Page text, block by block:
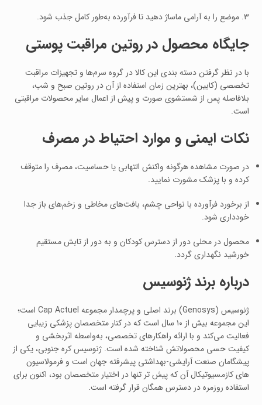
۳. موضع را به آرامی ماساژ دهید تا فرآورده به‌طور کامل جذب شود.
جایگاه محصول در روتین مراقبت پوستی
با در نظر گرفتن دسته‌ بندی این کالا در گروه سرم‌ها و تجهیزات مراقبت
تخصصی (کابین)، بهترین زمان استفاده از آن در روتین صبح و شب،
بلافاصله پس از شستشوی صورت و پیش از اعمال سایر محصولات مراقبتی
است.
نکات ایمنی و موارد احتیاط در مصرف
در صورت مشاهده هرگونه واکنش التهابی یا حساسیت، مصرف را متوقف
کرده و با پزشک مشورت نمایید.
از برخورد فرآورده با نواحی چشم، بافت‌های مخاطی و زخم‌های باز جدا
خودداری شود.
محصول در محلی دور از دسترس کودکان و به دور از تابش مستقیم
خورشید نگهداری گردد.
درباره برند ژنوسیس
ژنوسیس (Genosys) برند اصلی و پرچمدار مجموعه Cap Actuel است؛
این مجموعه بیش از ۱۰ سال است که در کنار متخصصان پزشکی زیبایی
فعالیت می‌کند و با ارائه راهکارهای تخصصی، به‌واسطه اثربخشی و
کیفیت حسی محصولاتش شناخته شده است. ژنوسیس کره جنوبی، یکی از
پیشگامان صنعت آرایشی-بهداشتی پیشرفته جهان است و فرمولاسیون‌
های کازمسیوتیکال آن که پیش‌ تر تنها در اختیار متخصصان بود، اکنون برای
استفاده روزمره در دسترس همگان قرار گرفته است.